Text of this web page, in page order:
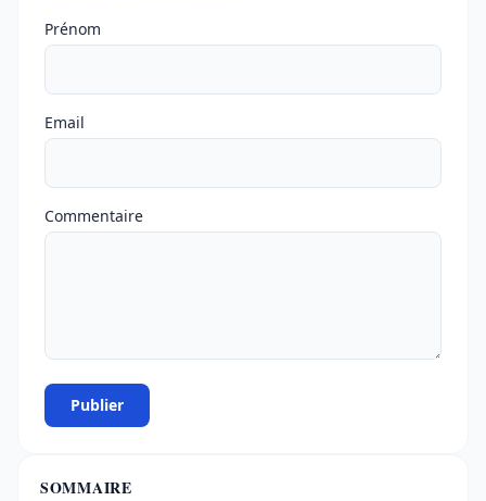
Ne pas remplir
Prénom
Email
Commentaire
Publier
SOMMAIRE